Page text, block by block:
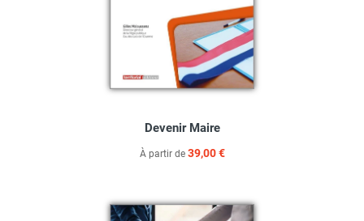
Devenir Maire
À partir de 39,00 €